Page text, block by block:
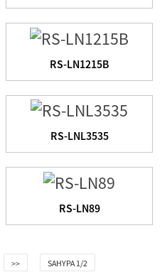
RS-LN1215B
RS-LNL3535
RS-LN89
>> SAHYPA 1/2